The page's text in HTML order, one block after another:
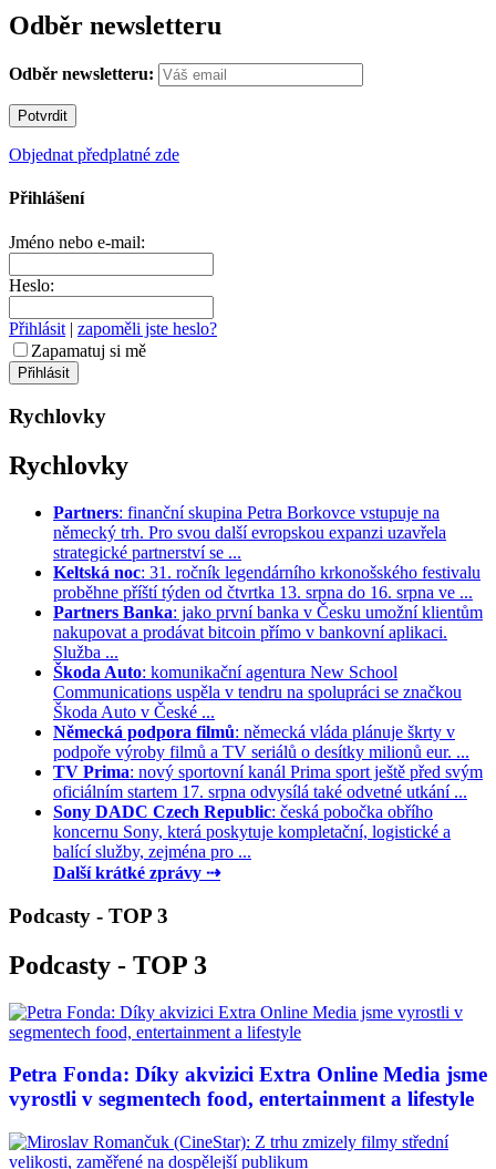
Odběr newsletteru
Odběr newsletteru:
Objednat předplatné zde
Přihlášení
Jméno nebo e-mail:
Heslo:
Přihlásit | zapoměli jste heslo?
Zapamatuj si mě
Rychlovky
Rychlovky
Partners: finanční skupina Petra Borkovce vstupuje na
německý trh. Pro svou další evropskou expanzi uzavřela
strategické partnerství se ...
Keltská noc: 31. ročník legendárního krkonošského festivalu
proběhne příští týden od čtvrtka 13. srpna do 16. srpna ve ...
Partners Banka: jako první banka v Česku umožní klientům
nakupovat a prodávat bitcoin přímo v bankovní aplikaci.
Služba ...
Škoda Auto: komunikační agentura New School
Communications uspěla v tendru na spolupráci se značkou
Škoda Auto v České ...
Německá podpora filmů: německá vláda plánuje škrty v
podpoře výroby filmů a TV seriálů o desítky milionů eur. ...
TV Prima: nový sportovní kanál Prima sport ještě před svým
oficiálním startem 17. srpna odvysílá také odvetné utkání ...
Sony DADC Czech Republic: česká pobočka obřího
koncernu Sony, která poskytuje kompletační, logistické a
balící služby, zejména pro ...
Další krátké zprávy ⇢
Podcasty - TOP 3
Podcasty - TOP 3
Petra Fonda: Díky akvizici Extra Online Media jsme
vyrostli v segmentech food, entertainment a lifestyle